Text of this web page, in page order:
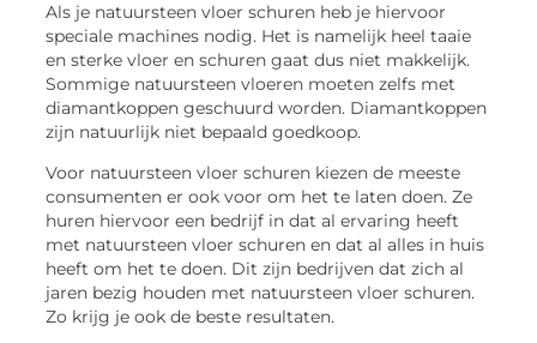
Als je natuursteen vloer schuren heb je hiervoor
speciale machines nodig. Het is namelijk heel taaie
en sterke vloer en schuren gaat dus niet makkelijk.
Sommige natuursteen vloeren moeten zelfs met
diamantkoppen geschuurd worden. Diamantkoppen
zijn natuurlijk niet bepaald goedkoop.
Voor natuursteen vloer schuren kiezen de meeste
consumenten er ook voor om het te laten doen. Ze
huren hiervoor een bedrijf in dat al ervaring heeft
met natuursteen vloer schuren en dat al alles in huis
heeft om het te doen. Dit zijn bedrijven dat zich al
jaren bezig houden met natuursteen vloer schuren.
Zo krijg je ook de beste resultaten.